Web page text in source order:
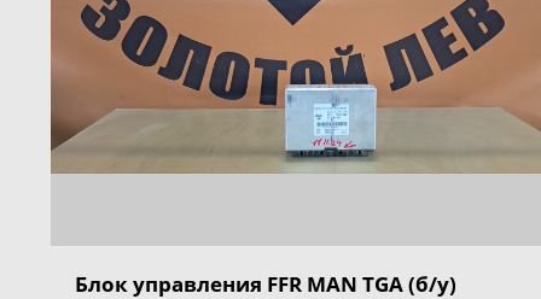
Блок управления FFR MAN TGA (б/у)